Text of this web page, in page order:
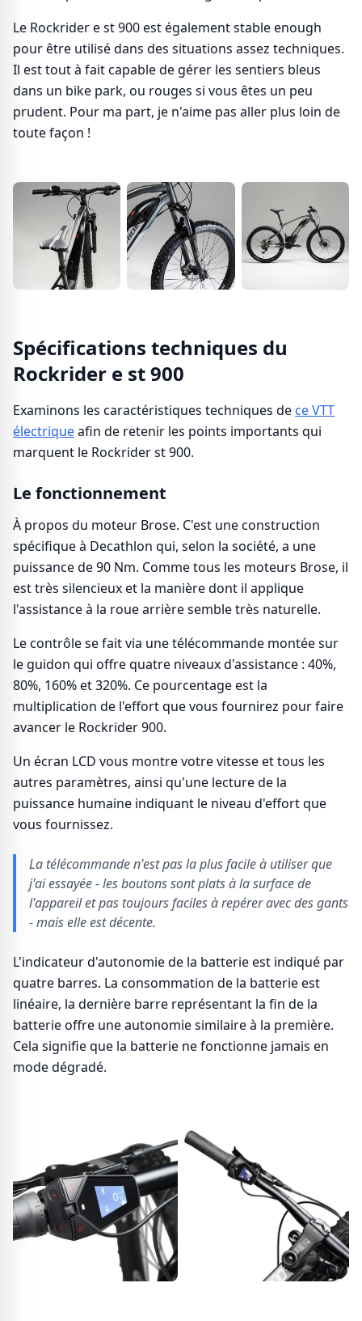
Le Rockrider e st 900 est également stable enough
pour être utilisé dans des situations assez techniques.
Il est tout à fait capable de gérer les sentiers bleus
dans un bike park, ou rouges si vous êtes un peu
prudent. Pour ma part, je n'aime pas aller plus loin de
toute façon !
Spécifications techniques du
Rockrider e st 900
Examinons les caractéristiques techniques de ce VTT
électriqueafin de retenir les points importants qui
marquent le Rockrider st 900.
Le fonctionnement
À propos du moteur Brose. C'est une construction
spécifique à Decathlon qui, selon la société, a une
puissance de 90 Nm. Comme tous les moteurs Brose, il
est très silencieux et la manière dont il applique
l'assistance à la roue arrière semble très naturelle.
Le contrôle se fait via une télécommande montée sur
le guidon qui offre quatre niveaux d'assistance : 40%,
80%, 160% et 320%. Ce pourcentage est la
multiplication de l'effort que vous fournirez pour faire
avancer le Rockrider 900.
Un écran LCD vous montre votre vitesse et tous les
autres paramètres, ainsi qu'une lecture de la
puissance humaine indiquant le niveau d'effort que
vous fournissez.
La télécommande n'est pas la plus facile à utiliser que
j'ai essayée - les boutons sont plats à la surface de
l'appareil et pas toujours faciles à repérer avec des gants
- mais elle est décente.
L'indicateur d'autonomie de la batterie est indiqué par
quatre barres. La consommation de la batterie est
linéaire, la dernière barre représentant la fin de la
batterie offre une autonomie similaire à la première.
Cela signifie que la batterie ne fonctionne jamais en
mode dégradé.